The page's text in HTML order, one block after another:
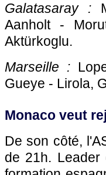
Galatasaray :
Aanholt -
Aktürkoglu.
Marseille :
Gueye - Lirola,
Monaco veut
De son côté,
de 21h.